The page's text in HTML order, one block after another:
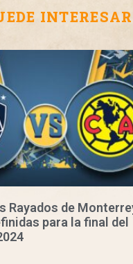
INTERESAR
Rayados de
para la final del